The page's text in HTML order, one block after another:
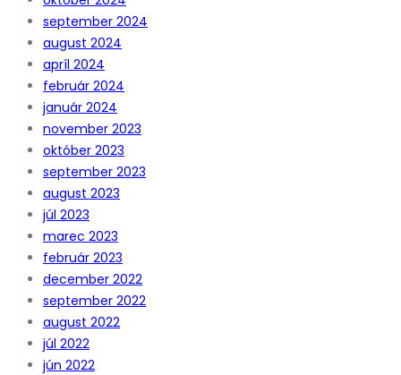
september 2024
august 2024
apríl 2024
február 2024
január 2024
november 2023
október 2023
september 2023
august 2023
júl 2023
marec 2023
február 2023
december 2022
september 2022
august 2022
júl 2022
jún 2022